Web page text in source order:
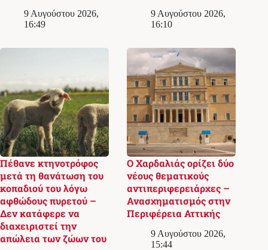
9 Αυγούστου 2026,
16:49
9 Αυγούστου 2026,
16:10
Πέθανε κτηνοτρόφος
μετά τη θανάτωση του
κοπαδιού του λόγω
αφθώδους πυρετού –
Δεν κατάφερε να
διαχειριστεί την
απώλεια των ζώων του
Ο Χαρδαλιάς ορίζει δύο
νέους θεματικούς
αντιπεριφερειάρχες –
Ανασχηματισμός στην
Περιφέρεια Αττικής
9 Αυγούστου 2026,
15:44